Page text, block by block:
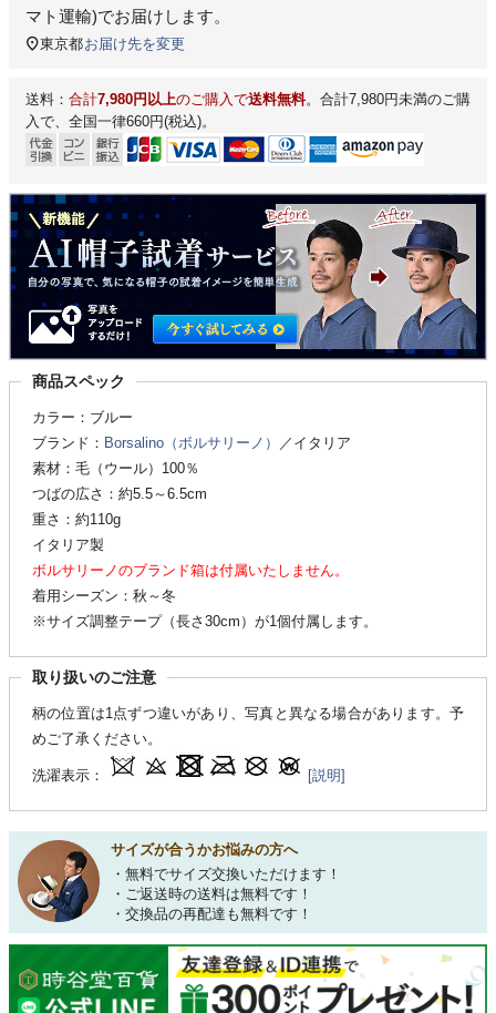
マト運輸)でお届けします。
東京都お届け先を変更
送料： 合計7,980円以上のご購入で送料無料。合計7,980円未満のご購
入で、全国一律660円(税込)。
商品スペック
カラー：ブルー
ブランド： Borsalino（ボルサリーノ）
／イタリア
素材：毛（ウール）100％
つばの広さ：約5.5～6.5cm
重さ：約110g
イタリア製
ボルサリーノのブランド箱は付属いたしません。
着用シーズン：秋～冬
※サイズ調整テープ（長さ30cm）が1個付属します。
取り扱いのご注意
柄の位置は1点ずつ違いがあり、写真と異なる場合があります。予
めご了承ください。
洗濯表示： [説明]
サイズが合うかお悩みの方へ
・無料でサイズ交換いただけます！
・ご返送時の送料は無料です！
・交換品の再配達も無料です！